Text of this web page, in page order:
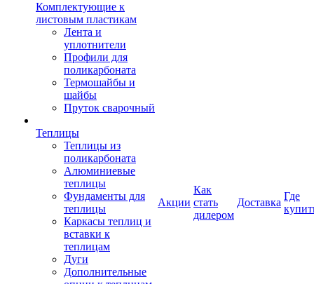
Комплектующие к
листовым пластикам
Лента и
уплотнители
Профили для
поликарбоната
Термошайбы и
шайбы
Пруток сварочный
Теплицы
Теплицы из
поликарбоната
Алюминиевые
теплицы
Фундаменты для
теплицы
Каркасы теплиц и
вставки к
теплицам
Дуги
Дополнительные
Акции
Как
стать
дилером
Доставка
Где